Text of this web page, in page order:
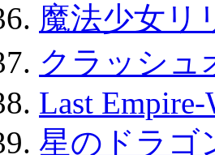
魔法少女リ
クラッシュ
Last
星のドラゴ